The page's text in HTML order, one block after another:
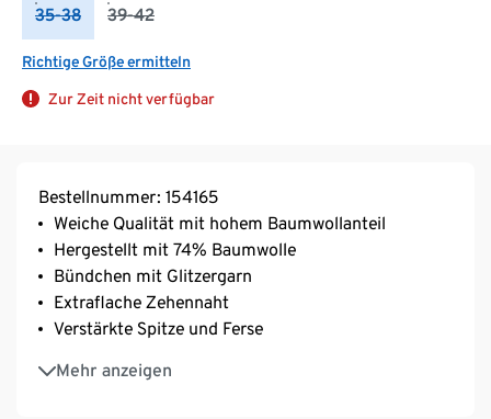
35-38 39-42
Richtige Größe ermitteln
Zur Zeit nicht verfügbar
Bestellnummer: 154165
Weiche Qualität mit hohem Baumwollanteil
Hergestellt mit 74% Baumwolle
Bündchen mit Glitzergarn
Extraflache Zehennaht
Verstärkte Spitze und Ferse
Mehr anzeigen
Mit Elasthan: formbeständig, perfekter Sitz, hoher
Tragekomfort